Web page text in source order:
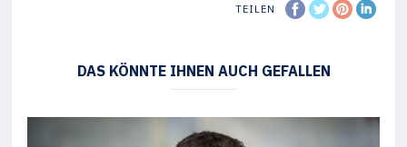
TEILEN
DAS KÖNNTE IHNEN AUCH GEFALLEN